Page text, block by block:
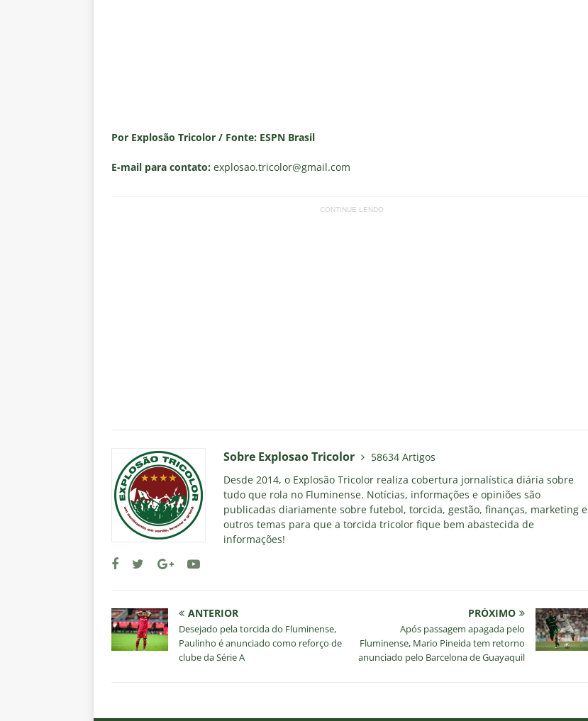
Por Explosão Tricolor / Fonte: ESPN Brasil
E-mail para contato: explosao.tricolor@gmail.com
CONTINUE LENDO
Sobre Explosao Tricolor
58634 Artigos
Desde 2014, o Explosão Tricolor realiza cobertura jornalística diária sobre
tudo que rola no Fluminense. Notícias, informações e opiniões são
publicadas diariamente sobre futebol, torcida, gestão, finanças, marketing e
outros temas para que a torcida tricolor fique bem abastecida de
informações!
ANTERIOR
Desejado pela torcida do Fluminense,
Paulinho é anunciado como reforço de
clube da Série A
PRÓXIMO
Após passagem apagada pelo
Fluminense, Mario Pineida tem retorno
anunciado pelo Barcelona de Guayaquil